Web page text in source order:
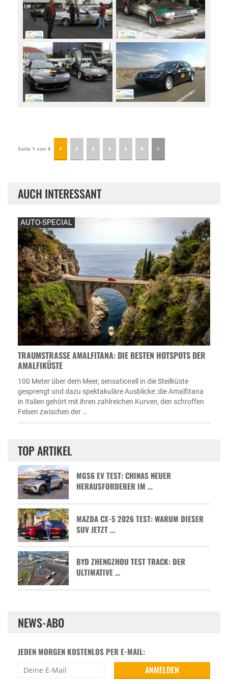
Seite 1 von 6 1 2 3 4 5 6
AUCH INTERESSANT
AUTO-SPECIAL
TRAUMSTRASSE AMALFITANA: DIE BESTEN HOTSPOTS DER A
MALFIKÜSTE
100 Meter über dem Meer, sensationell in die Steilküste
gesprengt und dazu spektakuläre Ausblicke: die Amalfitana
in Italien gehört mit ihren zahlreichen Kurven, den schroffen
Felsen zwischen der …
TOP ARTIKEL
MGS6 EV TEST: CHINAS NEUER
HERAUSFORDERER IM …
MAZDA CX-5 2026 TEST: WARUM DIESER
SUV JETZT …
BYD ZHENGZHOU TEST TRACK: DER
ULTIMATIVE …
NEWS-ABO
JEDEN MORGEN KOSTENLOS PER E-MAIL: